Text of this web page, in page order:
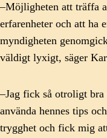
–Möjligheten att träffa
erfarenheter och att ha
myndigheten
väldigt lyxigt, säger
–Jag fick så otroligt
använda hennes tips
trygghet och fick mig